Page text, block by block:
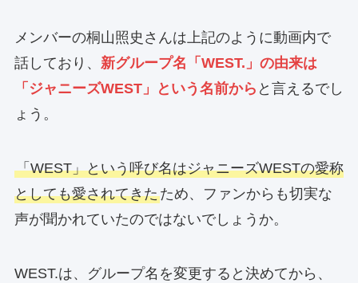
メンバーの桐山照史さんは上記のように動画内で
話しており、 新グループ名「WEST.」の由来は
「ジャニーズWEST」という名前から と言えるでし
ょう。
「WEST」という呼び名はジャニーズWESTの愛称
としても愛されてきたため、ファンからも切実な
声が聞かれていたのではないでしょうか。
WEST.は、グループ名を変更すると決めてから、